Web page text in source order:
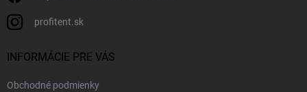
profitent.sk
INFORMÁCIE PRE VÁS
Obchodné podmienky